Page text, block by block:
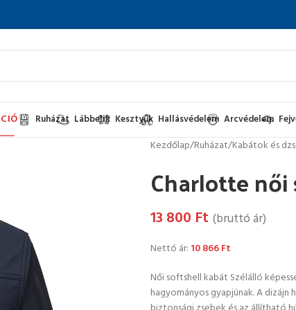
Ruházat Lábbelik Kesztyűk Hallásvédelem Arcvédelem
Kezdőlap/Ruházat/Kabátok és
Charlotte női
13 800 Ft (bruttó ár)
Nettó ár: 10 866Ft
Női softshell kabát Szélálló
hagyományos gyapjúnak. A